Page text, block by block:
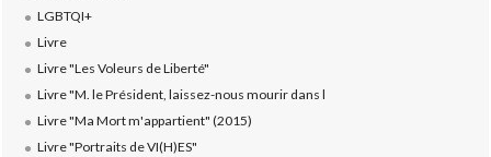
LGBTQI+
Livre
Livre "Les Voleurs de Liberté"
Livre "M. le Président, laissez-nous mourir dans l
Livre "Ma Mort m'appartient" (2015)
Livre "Portraits de VI(H)ES"